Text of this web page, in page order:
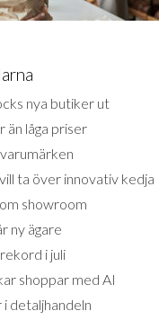
nya butiker ut
än låga priser
ta över innovativ kedja
showroom
ny ägare
i juli
shoppar med AI
detaljhandeln